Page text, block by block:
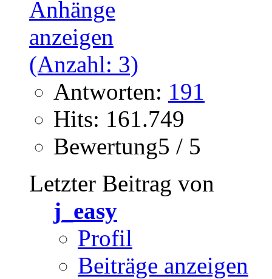
Antworten: 191
Hits: 161.749
Bewertung5 / 5
Letzter Beitrag von
j_easy
Profil
Beiträge anzeigen